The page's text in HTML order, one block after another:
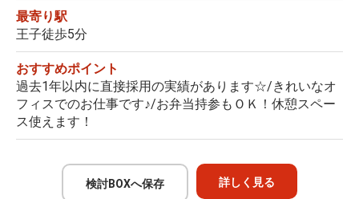
最寄り駅
王子徒歩5分
おすすめポイント
過去1年以内に直接採用の実績があります☆/きれいなオ
フィスでのお仕事です♪/お弁当持参もＯＫ！休憩スペー
ス使えます！
検討BOXへ保存 詳しく見る